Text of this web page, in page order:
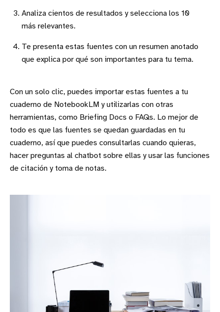
Analiza cientos de resultados y selecciona los 10
más relevantes.
Te presenta estas fuentes con un resumen anotado
que explica por qué son importantes para tu tema.
Con un solo clic, puedes importar estas fuentes a tu
cuaderno de NotebookLM y utilizarlas con otras
herramientas, como Briefing Docs o FAQs. Lo mejor de
todo es que las fuentes se quedan guardadas en tu
cuaderno, así que puedes consultarlas cuando quieras,
hacer preguntas al chatbot sobre ellas y usar las funciones
de citación y toma de notas.